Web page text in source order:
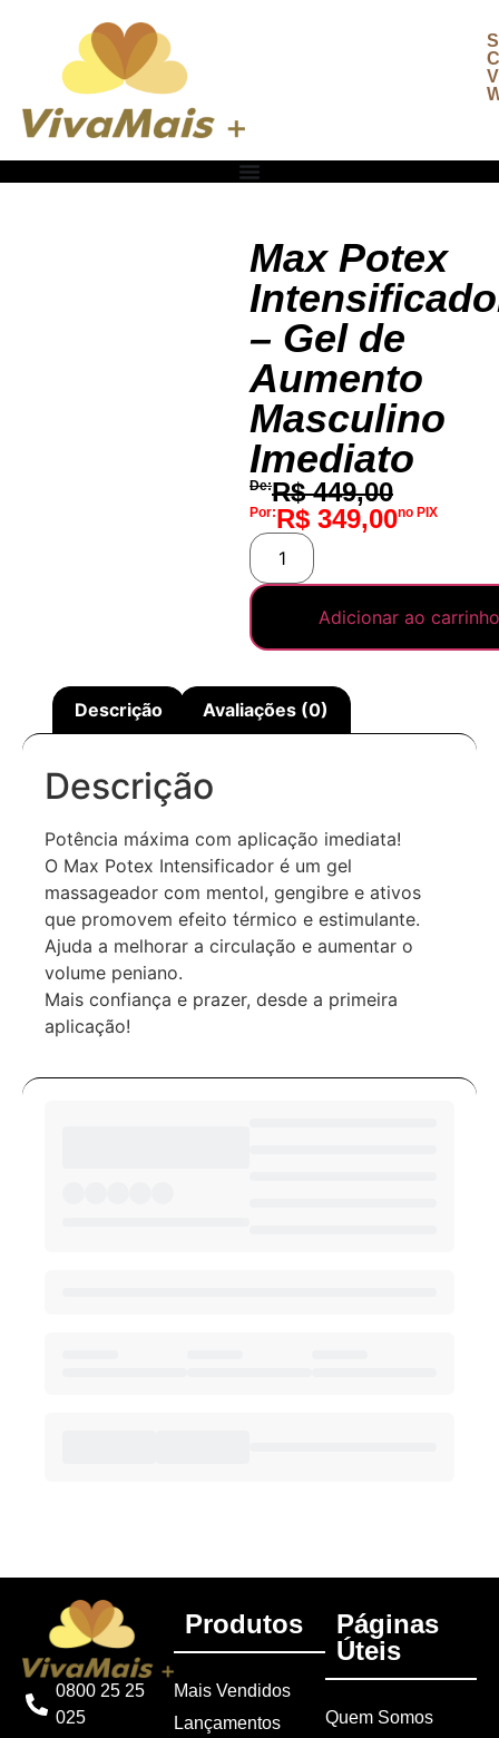
Max Potex
– Gel de
Aumento
Masculino
Imediato
De:R$449,00
Por:R$ 349,00no PIX
Adicionar ao carrinho
Descrição Avaliações (0)
Descrição
Potência máxima com aplicação imediata!
O Max Potex Intensificador é um gel
massageador com mentol, gengibre e ativos
que promovem efeito térmico e estimulante.
Ajuda a melhorar a circulação e aumentar o
volume peniano.
Mais confiança e prazer, desde a primeira
aplicação!
0800 25 25
025
Produtos
Mais Vendidos
Lançamentos
Páginas
Úteis
Quem Somos